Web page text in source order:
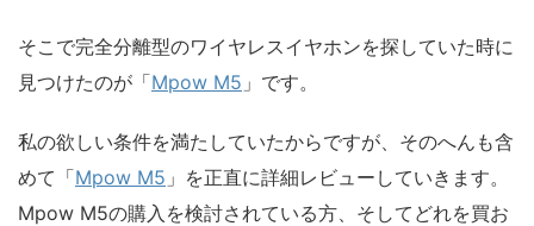
そこで完全分離型のワイヤレスイヤホンを探していた時に
見つけたのが「Mpow M5 」です。
私の欲しい条件を満たしていたからですが、そのへんも含
めて「Mpow M5 」を正直に詳細レビューしていきます。
Mpow M5の購入を検討されている方、そしてどれを買お